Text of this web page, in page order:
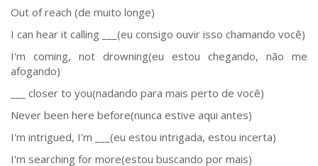
Out of reach (de muito longe)
I can hear it calling ___(eu consigo ouvir isso chamando você)
I'm coming, not drowning(eu estou chegando, não me
afogando)
___ closer to you(nadando para mais perto de você)
Never been here before(nunca estive aqui antes)
I'm intrigued, I'm ___(eu estou intrigada, estou incerta)
I'm searching for more(estou buscando por mais)